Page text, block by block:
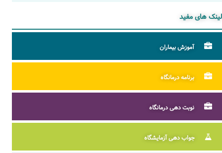
لینک های مفید
آموزش بیماران
برنامه درمانگاه
نوبت دهی درمانگاه
جواب دهی آزمایشگاه